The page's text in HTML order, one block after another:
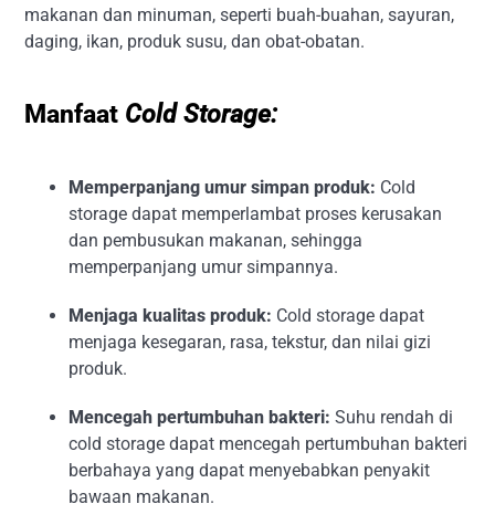
makanan dan minuman, seperti buah-buahan, sayuran,
daging, ikan, produk susu, dan obat-obatan.
Manfaat Cold Storage:
Memperpanjang umur simpan produk: Cold
storage dapat memperlambat proses kerusakan
dan pembusukan makanan, sehingga
memperpanjang umur simpannya.
Menjaga kualitas produk: Cold storage dapat
menjaga kesegaran, rasa, tekstur, dan nilai gizi
produk.
Mencegah pertumbuhan bakteri: Suhu rendah di
cold storage dapat mencegah pertumbuhan bakteri
berbahaya yang dapat menyebabkan penyakit
bawaan makanan.